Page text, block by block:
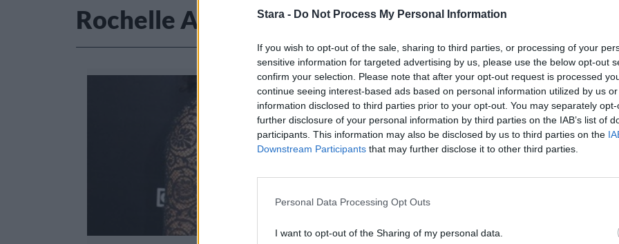
Stara - Do Not Process My Personal Information
If you wish to opt-out of the sale, sharing to third parties, or processing of your
sensitive information for targeted advertising by us, please use the below opt-out
confirm your selection. Please note that after your opt-out request is processed
continue seeing interest-based ads based on personal information utilized by us
information disclosed to third parties prior to your opt-out. You may separately
further disclosure of your personal information by third parties on the IAB’s list of
participants. This information may also be disclosed by us to third parties on the
Downstream Participants that may further disclose it to other third parties.
Personal Data Processing Opt Outs
I want to opt-out of the Sharing of my personal data.
Rochelle Aytes